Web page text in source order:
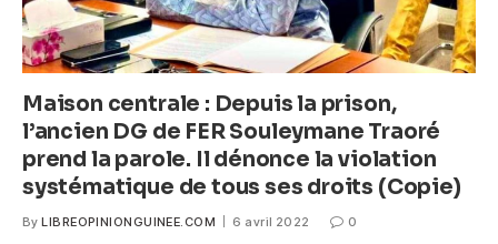
Maison centrale : Depuis la prison,
l’ancien DG de FER Souleymane Traoré
prend la parole. Il dénonce la violation
systématique de tous ses droits (Copie)
By LIBREOPINIONGUINEE.COM 6 avril 2022 0